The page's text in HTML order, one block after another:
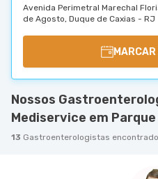
Avenida Perimetral Marechal
de Agosto, Duque de Caxias - RJ
Nossos
Mediservice em
13 Gastroenterologistas